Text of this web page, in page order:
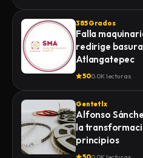
385 Grados
Falla
redirige
Atlangatepec
500.0K lecturas
Gentetlx
Alfonso
la
principios